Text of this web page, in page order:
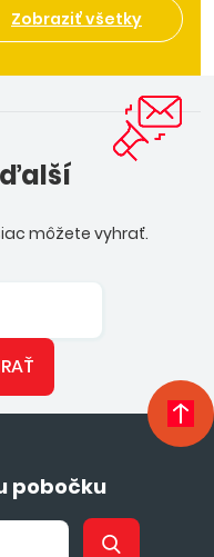
Zobraziť všetky
ďalší
môžete vyhrať.
pobočku